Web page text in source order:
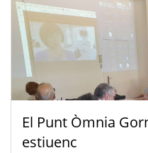
El Punt Òmnia
estiuenc